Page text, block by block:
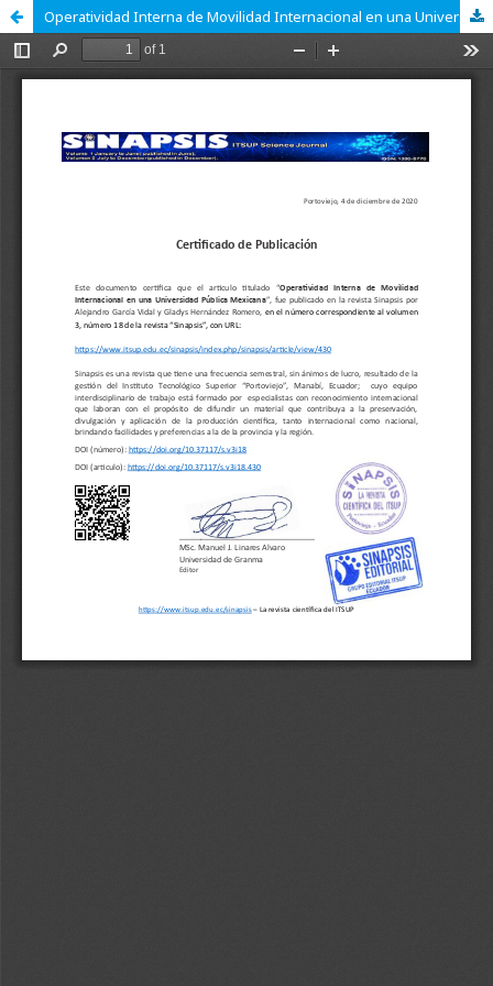
Operatividad Interna de Movilidad Internacional en una Universidad Pública Mexicana